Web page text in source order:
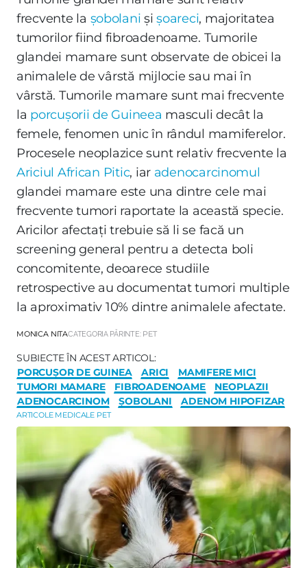
frecvente la șobolani șișoareci, majoritatea
tumorilor fiind fibroadenoame. Tumorile
glandei mamare sunt observate de obicei la
animalele de vârstă mijlocie sau mai în
vârstă. Tumorile mamare sunt mai frecvente
la porcușorii de Guineea masculi decât la
femele, fenomen unic în rândul mamiferelor.
Procesele neoplazice sunt relativ frecvente la
Ariciul African Pitic, iar adenocarcinomul
glandei mamare este una dintre cele mai
frecvente tumori raportate la această specie.
Aricilor afectați trebuie să li se facă un
screening general pentru a detecta boli
concomitente, deoarece studiile
retrospective au documentat tumori multiple
la aproximativ 10% dintre animalele afectate.
MONICA NITACATEGORIA PĂRINTE: PET
SUBIECTE ÎN ACEST ARTICOL:
PORCUȘOR DE GUINEA
ARICI
MAMIFERE MICI
TUMORI MAMARE
FIBROADENOAME
NEOPLAZII
ADENOCARCINOM
ȘOBOLANI ADENOM HIPOFIZAR
ARTICOLE MEDICALE PET